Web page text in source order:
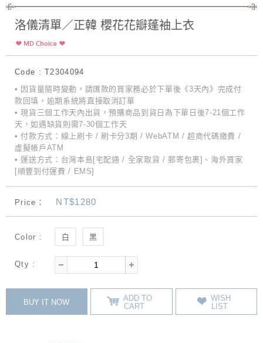
洛儀清單／正韓 櫻花花瓣蓬袖上衣
Code : T2304094
• 因貨量隨時變動，請匯款的買家務必於下單後《3天內》完成付
款回填，逾期系統將直接取消訂單
• 現貨三個工作天內出貨，預購商品到貨日為下單日後7-21個工作
天，如遇缺貨則需7-30個工作天
• 付款方式：線上刷卡 / 刷卡分3期 / WebATM / 超商代碼繳費 /
虛擬帳戶ATM
• 運送方式：台灣本島[宅配通 / 全家取貨 / 郵寄包裹]、海外買家
[順豐到付運費 / EMS]
Price： NT$1280
Color : 白 黑
Qty :
BUY IT NOW
ADD TO
CART
WISH
LIST